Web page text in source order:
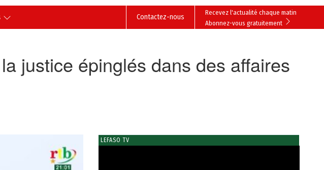
Recevez l'actualité chaque matin
Abonnez-vous gratuitement
Contactez-nous
justice épinglés dans des affaires
LEFASO TV